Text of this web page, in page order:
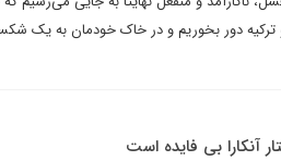
ترکیه دور بخوریم و در خاک خودمان به یک
آنکارا بی فایده است